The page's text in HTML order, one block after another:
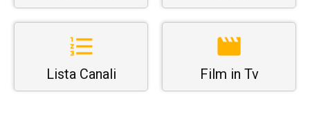
Lista Canali Film in Tv